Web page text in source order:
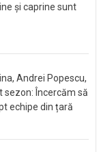
și caprine sunt
Andrei Popescu,
sezon: Încercăm să
echipe din țară